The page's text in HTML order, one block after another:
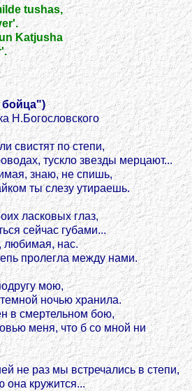
tushas,
Katjusha
Н.Богословского
свистят по степи,
тускло звезды мерцают...
знаю, не спишь,
ты слезу утираешь.
ласковых глаз,
сейчас губами...
любимая, нас.
пролегла между нами.
мою,
ночью хранила.
в смертельном бою,
меня, что б со мной ни
не раз мы встречались в степи,
она кружится...